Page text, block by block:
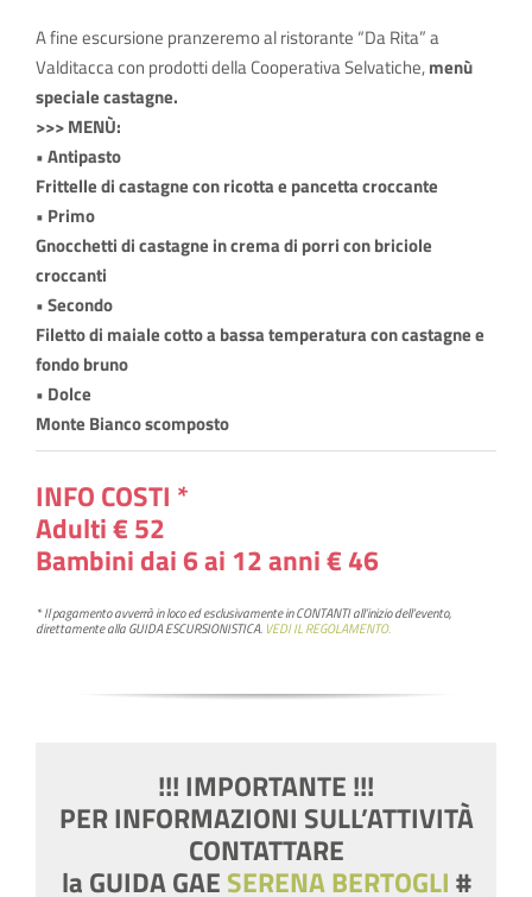
A fine escursione pranzeremo al ristorante “Da Rita” a
Valditacca con prodotti della Cooperativa Selvatiche,menù
speciale castagne.
>>> MENÙ:
• Antipasto
Frittelle di castagne con ricotta e pancetta croccante
• Primo
Gnocchetti di castagne in crema di porri con briciole
croccanti
• Secondo
Filetto di maiale cotto a bassa temperatura con castagne e
fondo bruno
• Dolce
Monte Bianco scomposto
INFO COSTI *
Adulti € 52
Bambini dai 6 ai 12 anni € 46
* Il pagamento avverrà in loco ed esclusivamente inCONTANTIall’inizio dell’evento,
direttamente alla GUIDA ESCURSIONISTICA. VEDI IL REGOLAMENTO.
!!! IMPORTANTE !!!
PER INFORMAZIONI SULL’ATTIVITÀ
CONTATTARE
la GUIDA GAE SERENA BERTOGLI #